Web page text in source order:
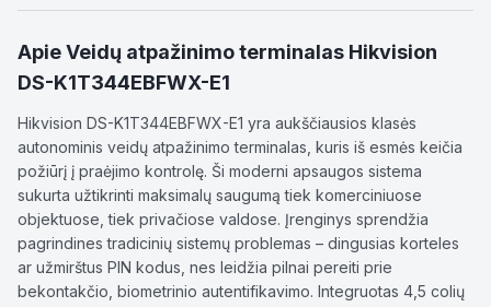
ApieVeidų atpažinimo terminalas Hikvision
DS-K1T344EBFWX-E1
Hikvision DS-K1T344EBFWX-E1 yra aukščiausios klasės
autonominis veidų atpažinimo terminalas, kuris iš esmės keičia
požiūrį į praėjimo kontrolę. Ši moderni apsaugos sistema
sukurta užtikrinti maksimalų saugumą tiek komerciniuose
objektuose, tiek privačiose valdose. Įrenginys sprendžia
pagrindines tradicinių sistemų problemas – dingusias korteles
ar užmirštus PIN kodus, nes leidžia pilnai pereiti prie
bekontakčio, biometrinio autentifikavimo. Integruotas 4,5 colių